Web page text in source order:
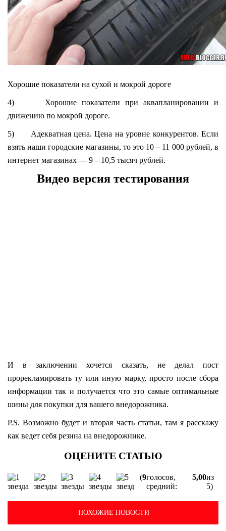
Хорошие показатели на сухой и мокрой дороге
4) Хорошие показатели при аквапланировании и
движению по мокрой дороге.
5) Адекватная цена. Цена на уровне конкурентов. Если
взять наши городские магазины, то это 10 – 11 000 рублей, в
интернет магазинах — 9 – 10,5 тысяч рублей.
Видео версия тестирования
И в заключении хочется сказать, не делал пост
прорекламировать ту или иную марку, просто после сбора
информации так и получается что это самые оптимальные
шины для покупки для вашего внедорожника.
P.S. Возможно будет и вторая часть статьи, там я расскажу
как ведет себя резина на внедорожнике.
(9голосов,
средний:
5,00из
5)
ПОХОЖИЕ НОВОСТИ